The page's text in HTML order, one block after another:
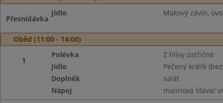
Přesnídávka
Jídlo Makový závin,
Oběd (11:00 - 14:00)
1
Polévka
Z hlívy ústřičné
Jídlo
Pečený králík
Doplněk
salát
Nápoj
malinová šťáva/